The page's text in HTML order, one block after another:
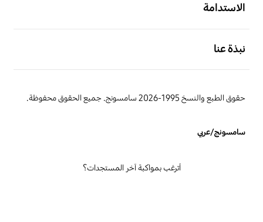
الاستدامة
نبذة عنا
حقوق الطبع والنسخ 1995-2026 سامسونج. جميع الحقوق محفوظة.
سامسونج/عربي
أترغب بمواكبة آخر المستجدات؟